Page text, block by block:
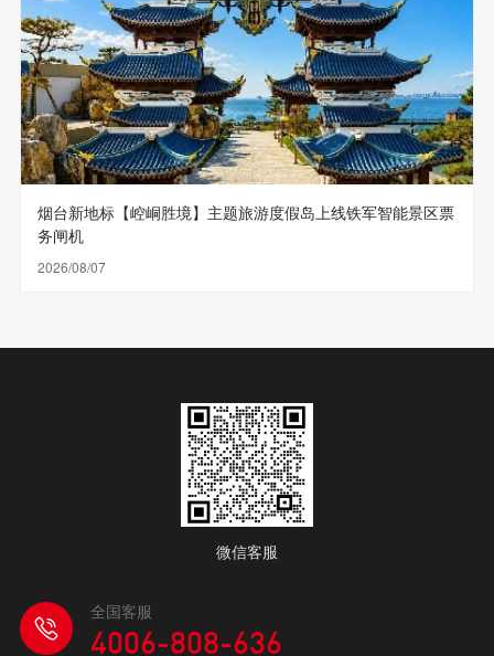
烟台新地标【崆峒胜境】主题旅游度假岛上线铁军智能景区票
务闸机
2026/08/07
微信客服
全国客服
4006-808-636